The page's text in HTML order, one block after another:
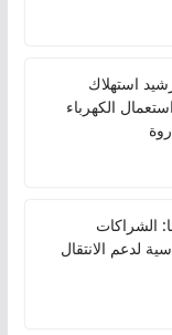
استهلاك
الكهرباء
الشراكات
لدعم الانتقال